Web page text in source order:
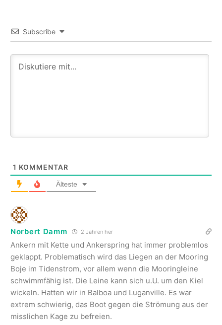
Subscribe
1 KOMMENTAR
Älteste
Norbert Damm 2 Jahren her
Ankern mit Kette und Ankerspring hat immer problemlos
geklappt. Problematisch wird das Liegen an der Mooring
Boje im Tidenstrom, vor allem wenn die Mooringleine
schwimmfähig ist. Die Leine kann sich u.U. um den Kiel
wickeln. Hatten wir in Balboa und Luganville. Es war
extrem schwierig, das Boot gegen die Strömung aus der
misslichen Kage zu befreien.